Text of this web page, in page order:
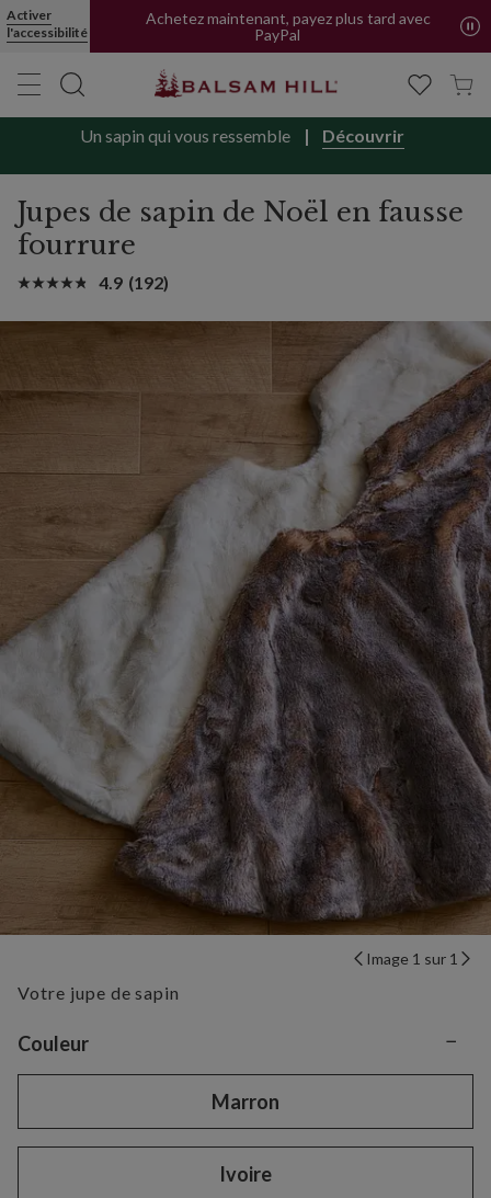
Activer
l'accessibilité
Achetez maintenant, payez plus tard avec
PayPal
Un sapin qui vous ressemble Découvrir
Jupes de sapin de Noël en fausse
fourrure
4.9 (192)
Image 1 sur 1
Votre jupe de sapin
Variant selection
Couleur −
Marron
Ivoire